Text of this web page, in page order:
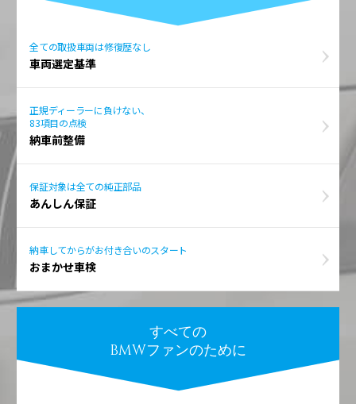
全ての取扱車両は修復歴なし
車両選定基準
正規ディーラーに負けない、
83項目の点検
納車前整備
保証対象は全ての純正部品
あんしん保証
納車してからがお付き合いのスタート
おまかせ車検
すべての
BMWファンのために